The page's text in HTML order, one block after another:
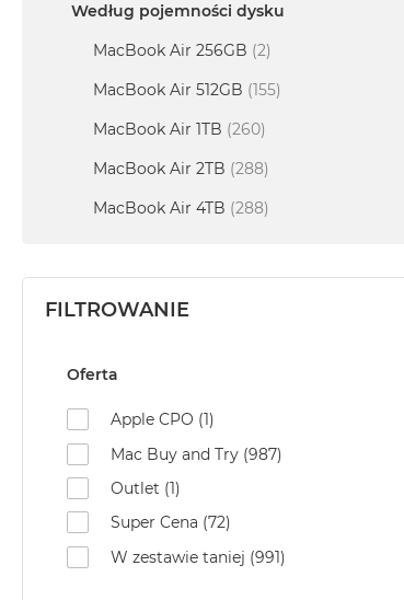
MacBook
MacBook
Indygo
MacBook
pojemności
MacBook
MacBook
Neo
512GB
MacBook
Według pojemności dysku
MacBook Air 256GB (2)
MacBook Air 512GB (155)
MacBook Air 1TB (260)
MacBook Air 2TB (288)
MacBook Air 4TB (288)
FILTROWANIE
Oferta
Apple CPO (1)
Mac Buy and Try (987)
Outlet (1)
Super Cena (72)
W zestawie taniej (991)